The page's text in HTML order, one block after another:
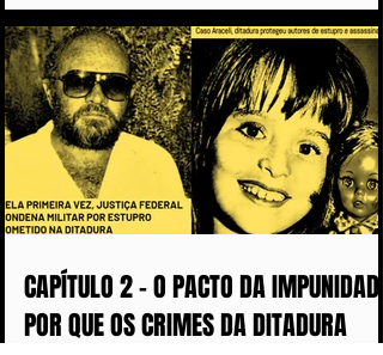
CAPÍTULO 2 - O PACTO DA IMPUNIDADE:
POR QUE OS CRIMES DA DITADURA